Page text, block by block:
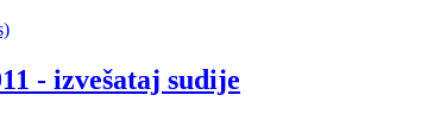
- izvešataj sudije